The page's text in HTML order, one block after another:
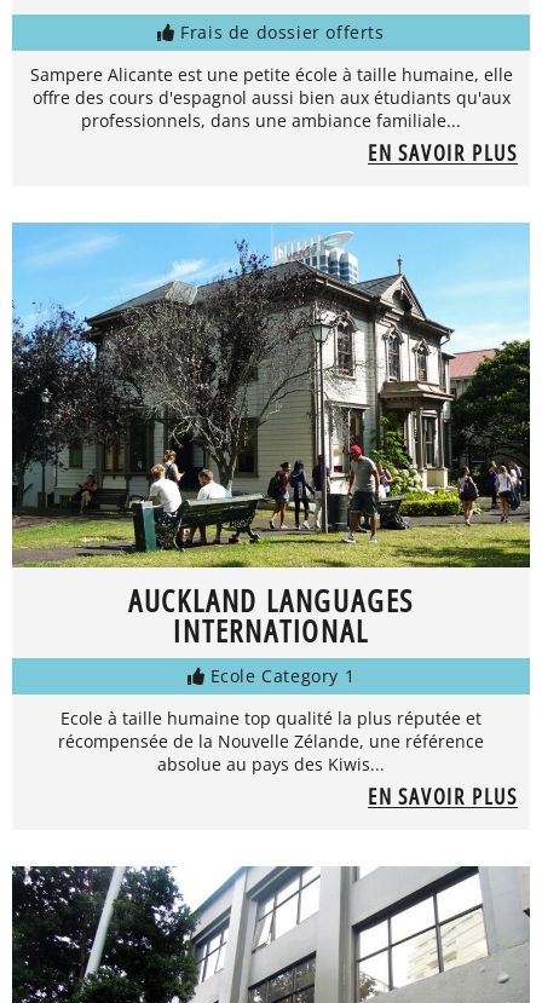
Frais de dossier offerts
Sampere Alicante est une petite école à taille humaine, elle
offre des cours d'espagnol aussi bien aux étudiants qu'aux
professionnels, dans une ambiance familiale...
EN SAVOIR PLUS
AUCKLAND LANGUAGES
INTERNATIONAL
Ecole Category 1
Ecole à taille humaine top qualité la plus réputée et
récompensée de la Nouvelle Zélande, une référence
absolue au pays des Kiwis...
EN SAVOIR PLUS